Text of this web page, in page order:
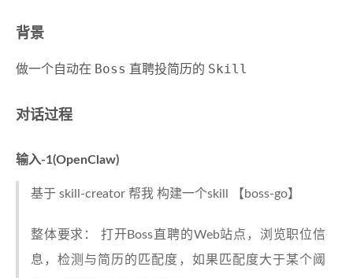
背景
做一个自动在 Boss 直聘投简历的 Skill
对话过程
输入-1(OpenClaw)
基于 skill-creator 帮我 构建一个skill 【boss-go】
整体要求： 打开Boss直聘的Web站点，浏览职位信
息，检测与简历的匹配度，如果匹配度大于某个阈